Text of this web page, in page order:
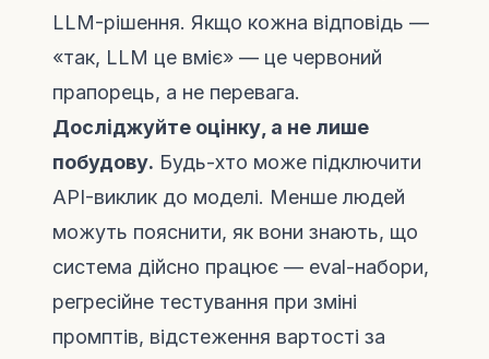
LLM-рішення. Якщо кожна відповідь —
«так, LLM це вміє» — це червоний
прапорець, а не перевага.
Досліджуйте оцінку, а не лише
побудову. Будь-хто може підключити
API-виклик до моделі. Менше людей
можуть пояснити, як вони знають, що
система дійсно працює — eval-набори,
регресійне тестування при зміні
промптів, відстеження вартості за